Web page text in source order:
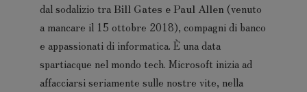
dal sodalizio tra Bill Gates e Paul Allen (venuto
a mancare il 15 ottobre 2018), compagni di banco
e appassionati di informatica. È una data
spartiacque nel mondo tech. Microsoft inizia ad
affacciarsi seriamente sulle nostre vite, nella